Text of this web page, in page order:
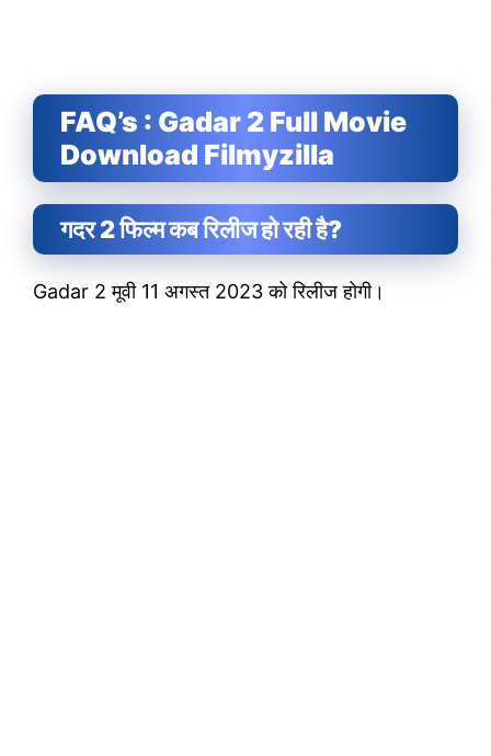
FAQ’s : Gadar 2 Full Movie
Download Filmyzilla
गदर 2 फिल्म कब रिलीज हो रही है?
Gadar 2 मूवी 11 अगस्त 2023 को रिलीज होगी।